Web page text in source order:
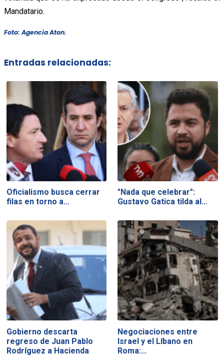
Mandatario.
Foto: Agencia Aton.
Entradas relacionadas:
Oficialismo busca cerrar
filas en torno a…
"Nada que celebrar":
Gustavo Gatica tilda al…
Gobierno descarta
regreso de Juan Pablo
Rodríguez a Hacienda
Negociaciones entre
Israel y el Líbano en
Roma:…